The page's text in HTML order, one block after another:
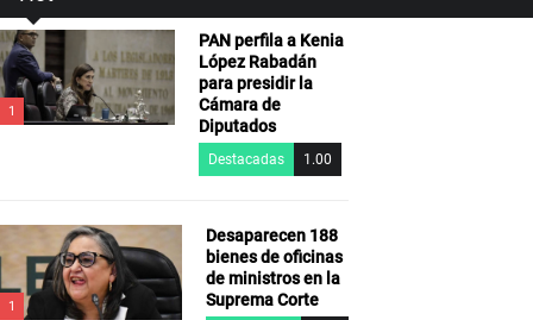
1
PAN perfila a Kenia
López Rabadán
para presidir la
Cámara de
Diputados
Destacadas 1.00
1
Desaparecen 188
bienes de oficinas
de ministros en la
Suprema Corte